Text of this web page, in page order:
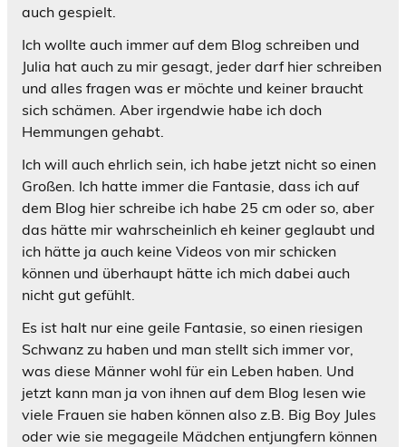
auch gespielt.
Ich wollte auch immer auf dem Blog schreiben und
Julia hat auch zu mir gesagt, jeder darf hier schreiben
und alles fragen was er möchte und keiner braucht
sich schämen. Aber irgendwie habe ich doch
Hemmungen gehabt.
Ich will auch ehrlich sein, ich habe jetzt nicht so einen
Großen. Ich hatte immer die Fantasie, dass ich auf
dem Blog hier schreibe ich habe 25 cm oder so, aber
das hätte mir wahrscheinlich eh keiner geglaubt und
ich hätte ja auch keine Videos von mir schicken
können und überhaupt hätte ich mich dabei auch
nicht gut gefühlt.
Es ist halt nur eine geile Fantasie, so einen riesigen
Schwanz zu haben und man stellt sich immer vor,
was diese Männer wohl für ein Leben haben. Und
jetzt kann man ja von ihnen auf dem Blog lesen wie
viele Frauen sie haben können also z.B. Big Boy Jules
oder wie sie megageile Mädchen entjungfern können